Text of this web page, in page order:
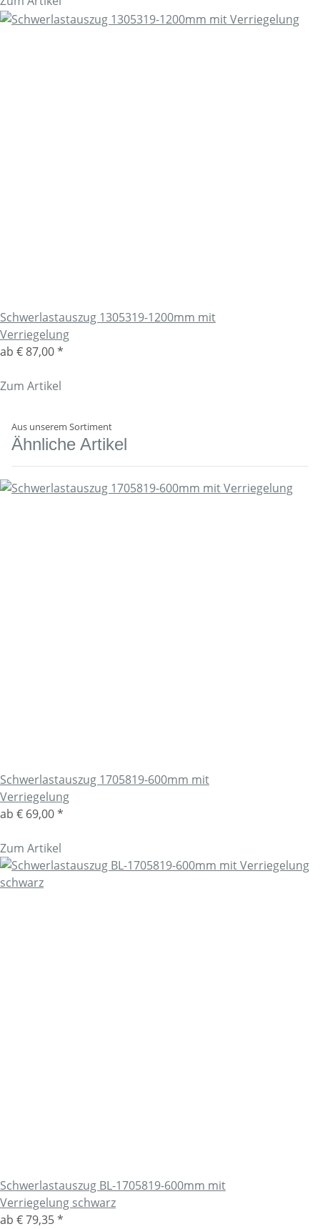
Schwerlastauszug 1305319-1200mm mit
Verriegelung
ab € 87,00*
Zum Artikel
Aus unserem Sortiment
Ähnliche Artikel
Schwerlastauszug 1705819-600mm mit
Verriegelung
ab € 69,00*
Zum Artikel
Schwerlastauszug BL-1705819-600mm mit
Verriegelung schwarz
ab € 79,35*